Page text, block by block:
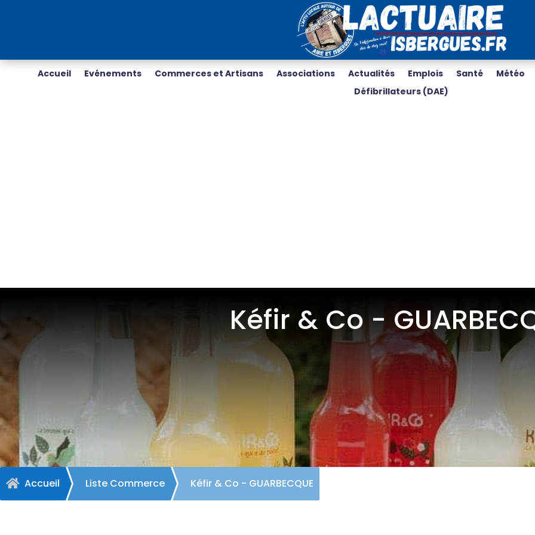
Accueil Evénements Commerces et Artisans Associations Actualités Emplois Santé
Météo
Défibrillateurs (DAE)
Kéfir & Co -
 Accueil Liste Commerce Kéfir & Co - GUARBECQUE